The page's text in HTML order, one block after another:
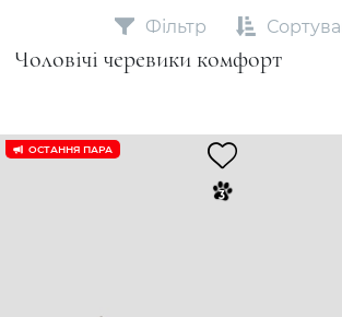
Чоловічі черевики комфорт
Фільтр
ОСТАННЯ ПАРА